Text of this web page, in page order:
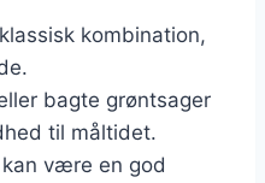
kombination,
bagte grøntsager
til måltidet.
være en god